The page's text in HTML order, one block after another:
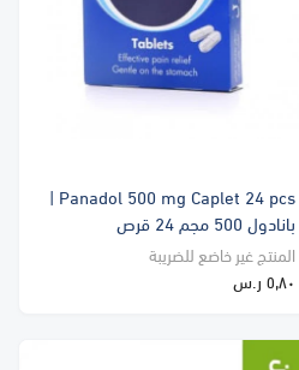
Panadol 500 mg Caplet 24 pcs |
بانادول 500 مجم 24 قرص
المنتج غير خاضع للضريبة
٥٫٨٠ ر.س